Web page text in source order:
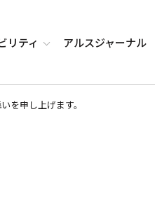
リティ アルスジャーナル
を申し上げます。